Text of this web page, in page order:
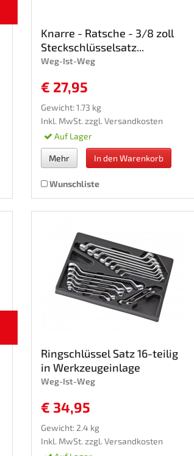
Knarre - Ratsche - 3/8 zoll
Steckschlüsselsatz...
Weg-Ist-Weg
€ 27,95
Gewicht: 1.73 kg
Inkl. MwSt. zzgl. Versandkosten
Auf Lager
Mehr In den Warenkorb
Wunschliste
Ringschlüssel Satz 16-teilig
in Werkzeugeinlage
Weg-Ist-Weg
€ 34,95
Gewicht: 2.4 kg
Inkl. MwSt. zzgl. Versandkosten